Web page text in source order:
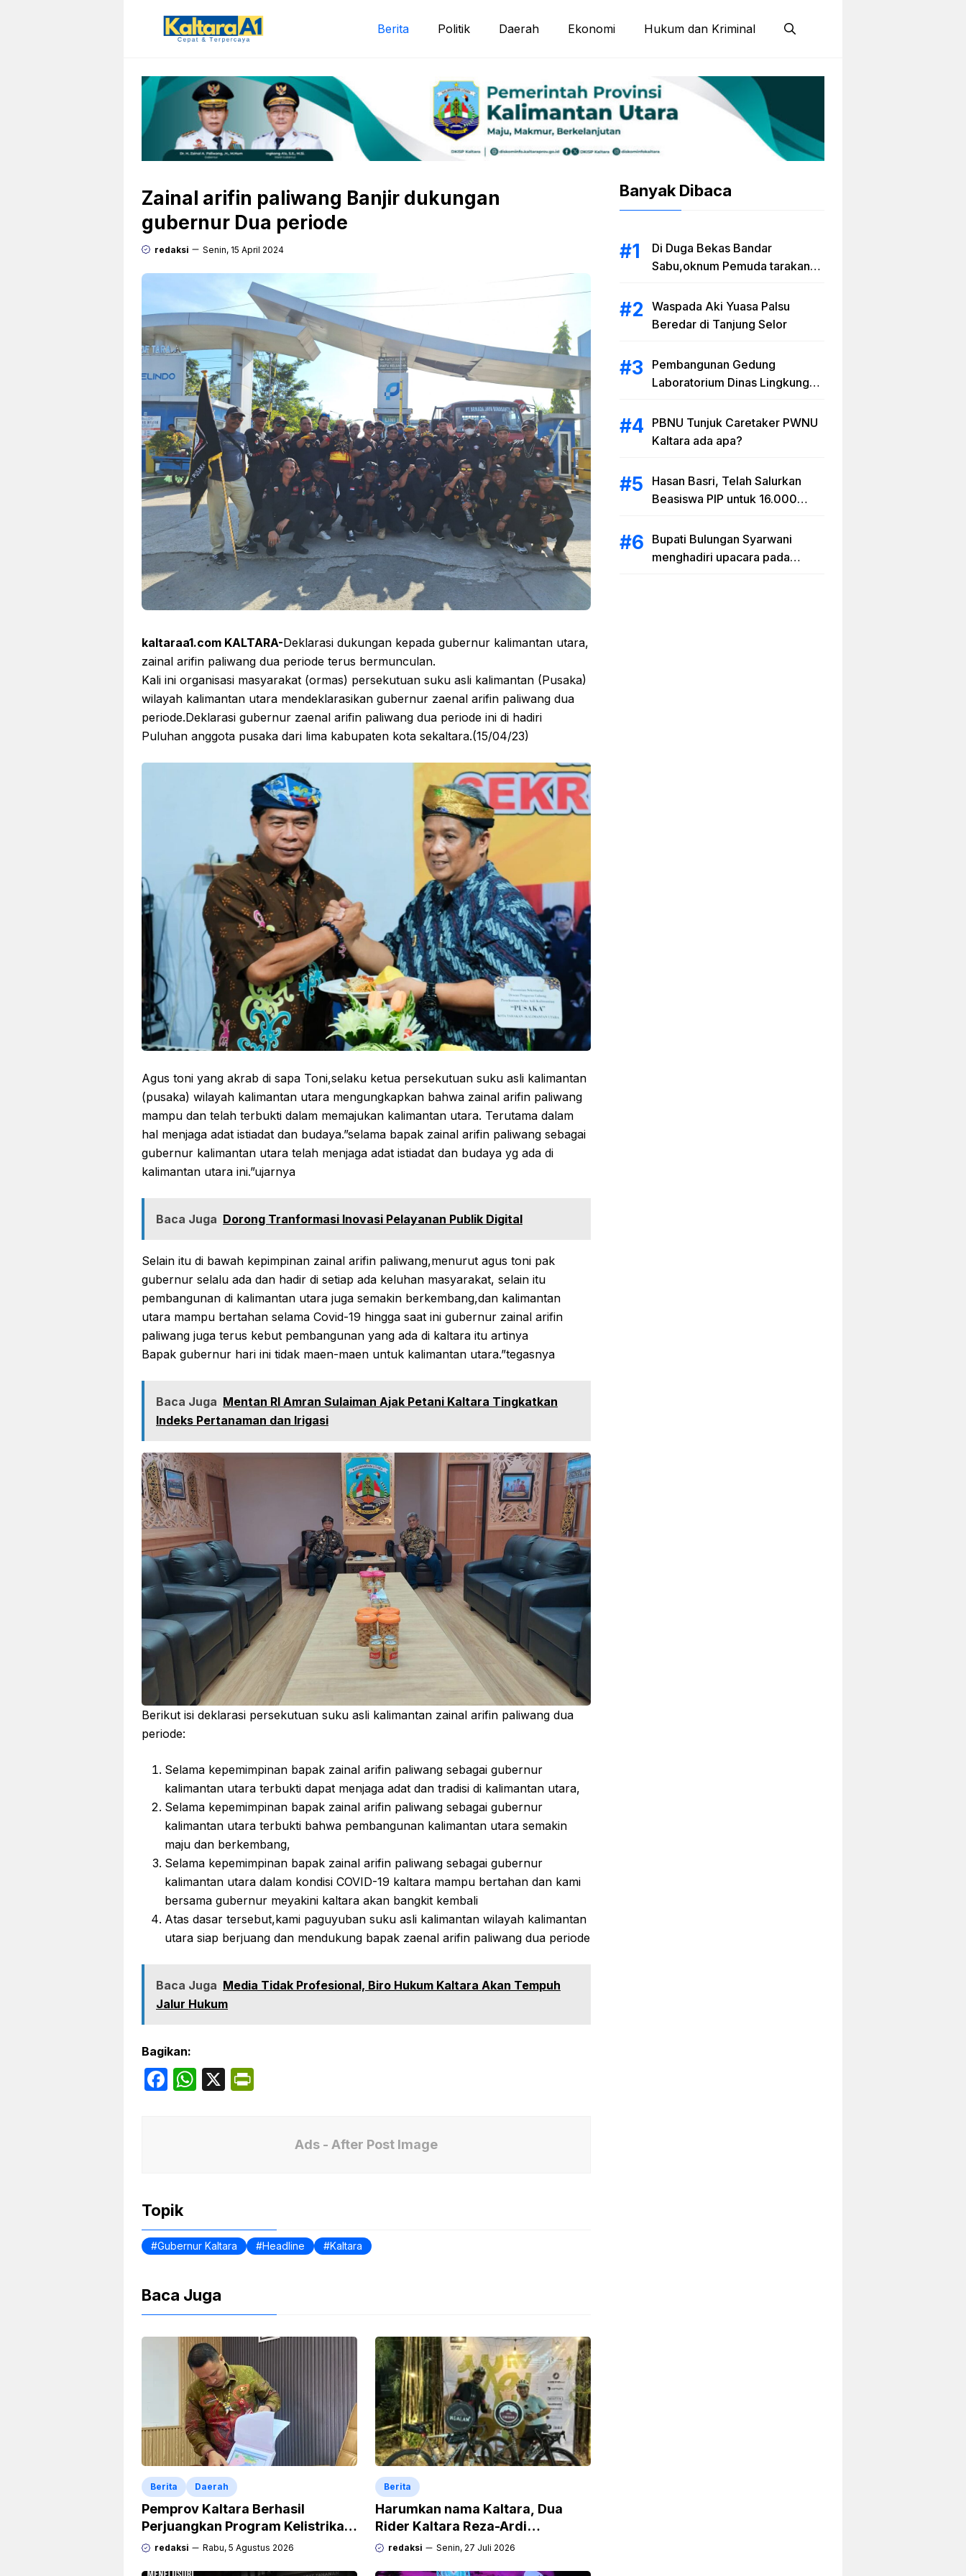
Berita Politik Daerah Ekonomi Hukum dan Kriminal
Zainal arifin paliwang Banjir dukungan
gubernur Dua periode
redaksi Senin, 15 April 2024
kaltaraa1.com KALTARA-Deklarasi dukungan kepada gubernur kalimantan utara,
zainal arifin paliwang dua periode terus bermunculan.
Kali ini organisasi masyarakat (ormas) persekutuan suku asli kalimantan (Pusaka)
wilayah kalimantan utara mendeklarasikan gubernur zaenal arifin paliwang dua
periode.Deklarasi gubernur zaenal arifin paliwang dua periode ini di hadiri
Puluhan anggota pusaka dari lima kabupaten kota sekaltara.(15/04/23)
Agus toni yang akrab di sapa Toni,selaku ketua persekutuan suku asli kalimantan
(pusaka) wilayah kalimantan utara mengungkapkan bahwa zainal arifin paliwang
mampu dan telah terbukti dalam memajukan kalimantan utara. Terutama dalam
hal menjaga adat istiadat dan budaya.”selama bapak zainal arifin paliwang sebagai
gubernur kalimantan utara telah menjaga adat istiadat dan budaya yg ada di
kalimantan utara ini.”ujarnya
Baca Juga Dorong Tranformasi Inovasi Pelayanan Publik Digital
Selain itu di bawah kepimpinan zainal arifin paliwang,menurut agus toni pak
gubernur selalu ada dan hadir di setiap ada keluhan masyarakat, selain itu
pembangunan di kalimantan utara juga semakin berkembang,dan kalimantan
utara mampu bertahan selama Covid-19 hingga saat ini gubernur zainal arifin
paliwang juga terus kebut pembangunan yang ada di kaltara itu artinya
Bapak gubernur hari ini tidak maen-maen untuk kalimantan utara.”tegasnya
Baca Juga Mentan RI Amran Sulaiman Ajak Petani Kaltara Tingkatkan
Indeks Pertanaman dan Irigasi
Berikut isi deklarasi persekutuan suku asli kalimantan zainal arifin paliwang dua
periode:
Selama kepemimpinan bapak zainal arifin paliwang sebagai gubernur
kalimantan utara terbukti dapat menjaga adat dan tradisi di kalimantan utara,
Selama kepemimpinan bapak zainal arifin paliwang sebagai gubernur
kalimantan utara terbukti bahwa pembangunan kalimantan utara semakin
maju dan berkembang,
Selama kepemimpinan bapak zainal arifin paliwang sebagai gubernur
kalimantan utara dalam kondisi COVID-19 kaltara mampu bertahan dan kami
bersama gubernur meyakini kaltara akan bangkit kembali
Atas dasar tersebut,kami paguyuban suku asli kalimantan wilayah kalimantan
utara siap berjuang dan mendukung bapak zaenal arifin paliwang dua periode
Baca Juga Media Tidak Profesional, Biro Hukum Kaltara Akan Tempuh
Jalur Hukum
Bagikan:
F
o
k
W X
y
Ads - After Post Image
Topik
Gubernur Kaltara Headline Kaltara
Baca Juga
Berita Daerah
Pemprov Kaltara Berhasil
Perjuangkan Program Kelistrikan
Rp471 Miliar dari Pemerintah
redaksi Rabu, 5 Agustus 2026
Berita
Harumkan nama Kaltara, Dua
Rider Kaltara Reza-Ardi
menuntaskan tantangan ekstrem
redaksi Senin, 27 Juli 2026
Banyak Dibaca
Di Duga Bekas Bandar
Sabu,oknum Pemuda tarakan
Waspada Aki Yuasa Palsu
Beredar di Tanjung Selor
Pembangunan Gedung
Laboratorium Dinas Lingkungan
sesuai RAB
PBNU Tunjuk Caretaker PWNU
Kaltara ada apa?
Hasan Basri, Telah Salurkan
Beasiswa PIP untuk 16.000
Bupati Bulungan Syarwani
menghadiri upacara pada